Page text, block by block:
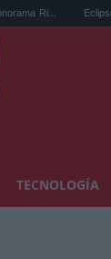
Eclipse solar en
TECNOLOGÍA